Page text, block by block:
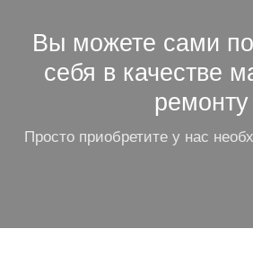
Вы можете сами
себя в качестве
ремонту
Просто приобретите у нас